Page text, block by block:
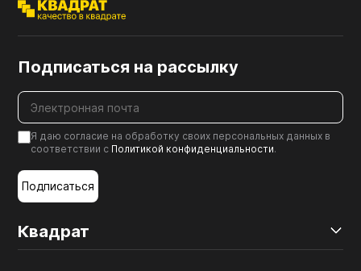
Квадрат
Подписаться на рассылку
Я даю согласие на обработку своих персональных данных в
соответствии с Политикой конфиденциальности.
Подписаться